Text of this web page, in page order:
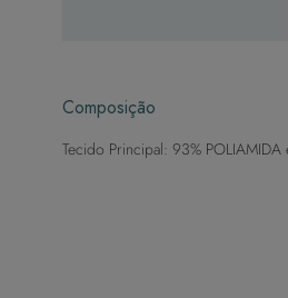
Composição
Tecido Principal: 93% POLIAMIDA